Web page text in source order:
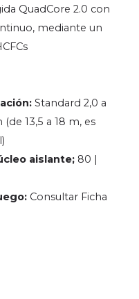
QuadCore 2.0 con
mediante un
Standard 2,0 a
(de 13,5 a 18 m, es
aislante; 80 |
Consultar Ficha